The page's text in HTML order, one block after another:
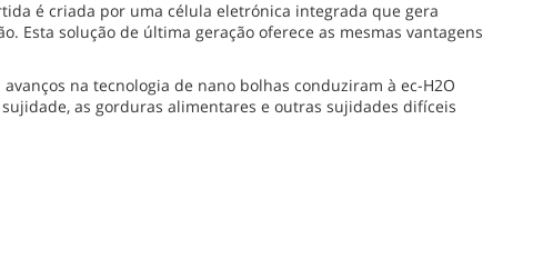
é criada por uma célula eletrónica integrada que gera
Esta solução de última geração oferece as mesmas vantagens
na tecnologia de nano bolhas conduziram à ec-H2O
as gorduras alimentares e outras sujidades difíceis